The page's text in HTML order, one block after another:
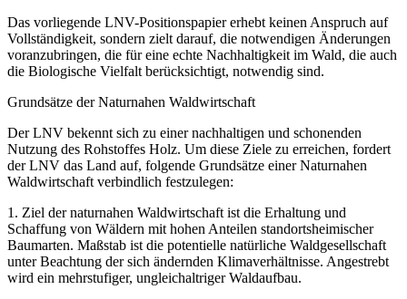
Das vorliegende LNV-Positionspapier erhebt keinen Anspruch auf
Vollständigkeit, sondern zielt darauf, die notwendigen Änderungen
voranzubringen, die für eine echte Nachhaltigkeit im Wald, die auch
die Biologische Vielfalt berücksichtigt, notwendig sind.
Grundsätze der Naturnahen Waldwirtschaft
Der LNV bekennt sich zu einer nachhaltigen und schonenden
Nutzung des Rohstoffes Holz. Um diese Ziele zu erreichen, fordert
der LNV das Land auf, folgende Grundsätze einer Naturnahen
Waldwirtschaft verbindlich festzulegen:
1. Ziel der naturnahen Waldwirtschaft ist die Erhaltung und
Schaffung von Wäldern mit hohen Anteilen standortsheimischer
Baumarten. Maßstab ist die potentielle natürliche Waldgesellschaft
unter Beachtung der sich ändernden Klimaverhältnisse. Angestrebt
wird ein mehrstufiger, ungleichaltriger Waldaufbau.